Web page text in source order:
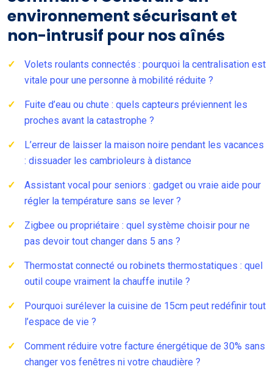
environnement sécurisant et
non-intrusif pour nos aînés
Volets roulants connectés : pourquoi la centralisation est
vitale pour une personne à mobilité réduite ?
Fuite d’eau ou chute : quels capteurs préviennent les
proches avant la catastrophe ?
L’erreur de laisser la maison noire pendant les vacances
: dissuader les cambrioleurs à distance
Assistant vocal pour seniors : gadget ou vraie aide pour
régler la température sans se lever ?
Zigbee ou propriétaire : quel système choisir pour ne
pas devoir tout changer dans 5 ans ?
Thermostat connecté ou robinets thermostatiques : quel
outil coupe vraiment la chauffe inutile ?
Pourquoi surélever la cuisine de 15cm peut redéfinir tout
l’espace de vie ?
Comment réduire votre facture énergétique de 30% sans
changer vos fenêtres ni votre chaudière ?